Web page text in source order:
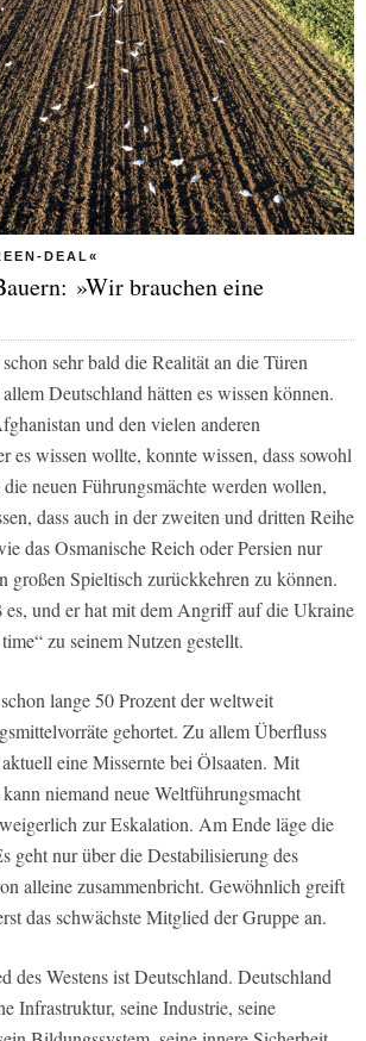
DEAL«
»Wir brauchen eine
sehr bald die Realität an die Türen
Deutschland hätten es wissen können.
und den vielen anderen
es wissen wollte, konnte wissen, dass sowohl
neuen Führungsmächte werden wollen,
dass auch in der zweiten und dritten Reihe
das Osmanische Reich oder Persien nur
großen Spieltisch zurückkehren zu können.
und er hat mit dem Angriff auf die Ukraine
zu seinem Nutzen gestellt.
lange 50 Prozent der weltweit
gehortet. Zu allem Überfluss
eine Missernte bei Ölsaaten. Mit
niemand neue Weltführungsmacht
zur Eskalation. Am Ende läge die
geht nur über die Destabilisierung des
alleine zusammenbricht. Gewöhnlich greift
das schwächste Mitglied der Gruppe an.
des Westens ist Deutschland. Deutschland
Infrastruktur, seine Industrie, seine